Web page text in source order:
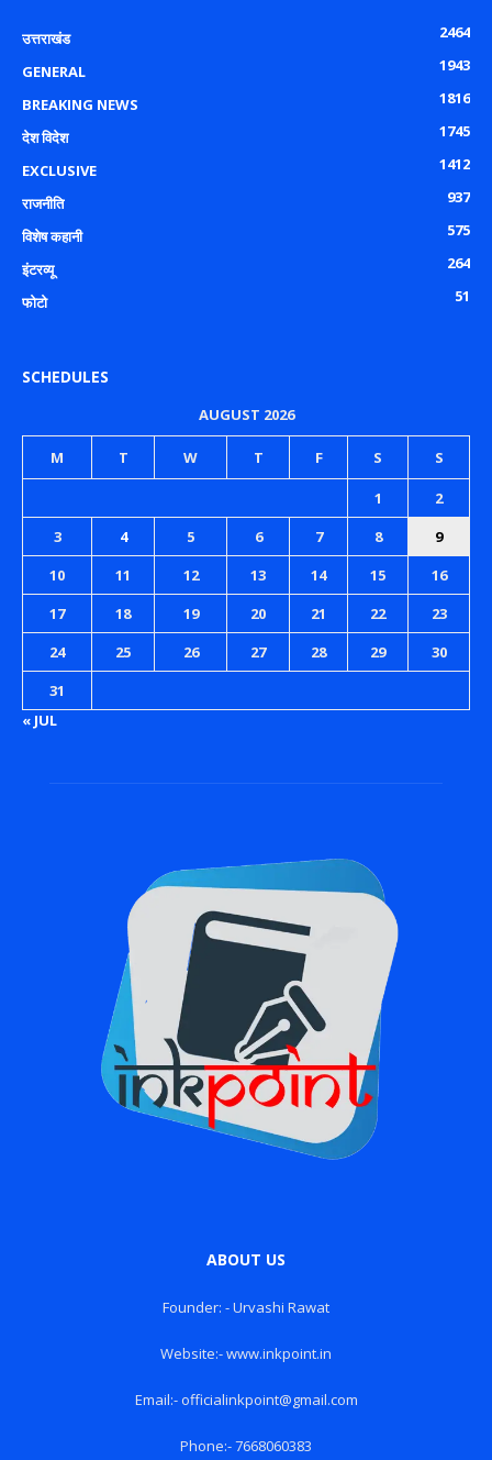
उत्तराखंड
2464
GENERAL
1943
BREAKING NEWS
1816
देश विदेश
1745
EXCLUSIVE
1412
राजनीति
937
विशेष कहानी
575
इंटरव्यू
264
फोटो
51
SCHEDULES
AUGUST 2026
M T W T F S S
1
2
3
4 5 6 7 8
9
10
11 12 13 14 15
16
17
18 19 20 21 22
23
24
25 26 27 28 29
30
31
« JUL
ABOUT US
Founder: - Urvashi Rawat
Website:- www.inkpoint.in
Email:- officialinkpoint@gmail.com
Phone:- 7668060383